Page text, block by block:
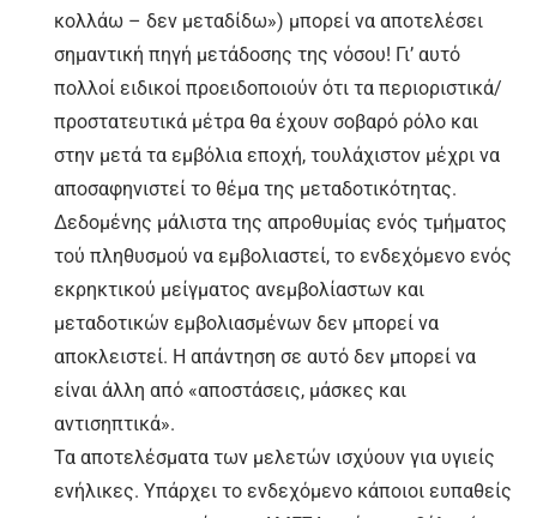
κολλάω – δεν μεταδίδω») μπορεί να αποτελέσει
σημαντική πηγή μετάδοσης της νόσου! Γι’ αυτό
πολλοί ειδικοί προειδοποιούν ότι τα περιοριστικά/
προστατευτικά μέτρα θα έχουν σοβαρό ρόλο και
στην μετά τα εμβόλια εποχή, τουλάχιστον μέχρι να
αποσαφηνιστεί το θέμα της μεταδοτικότητας.
Δεδομένης μάλιστα της απροθυμίας ενός τμήματος
τού πληθυσμού να εμβολιαστεί, το ενδεχόμενο ενός
εκρηκτικού μείγματος ανεμβολίαστων και
μεταδοτικών εμβολιασμένων δεν μπορεί να
αποκλειστεί. Η απάντηση σε αυτό δεν μπορεί να
είναι άλλη από «αποστάσεις, μάσκες και
αντισηπτικά».
Τα αποτελέσματα των μελετών ισχύουν για υγιείς
ενήλικες. Υπάρχει το ενδεχόμενο κάποιοι ευπαθείς